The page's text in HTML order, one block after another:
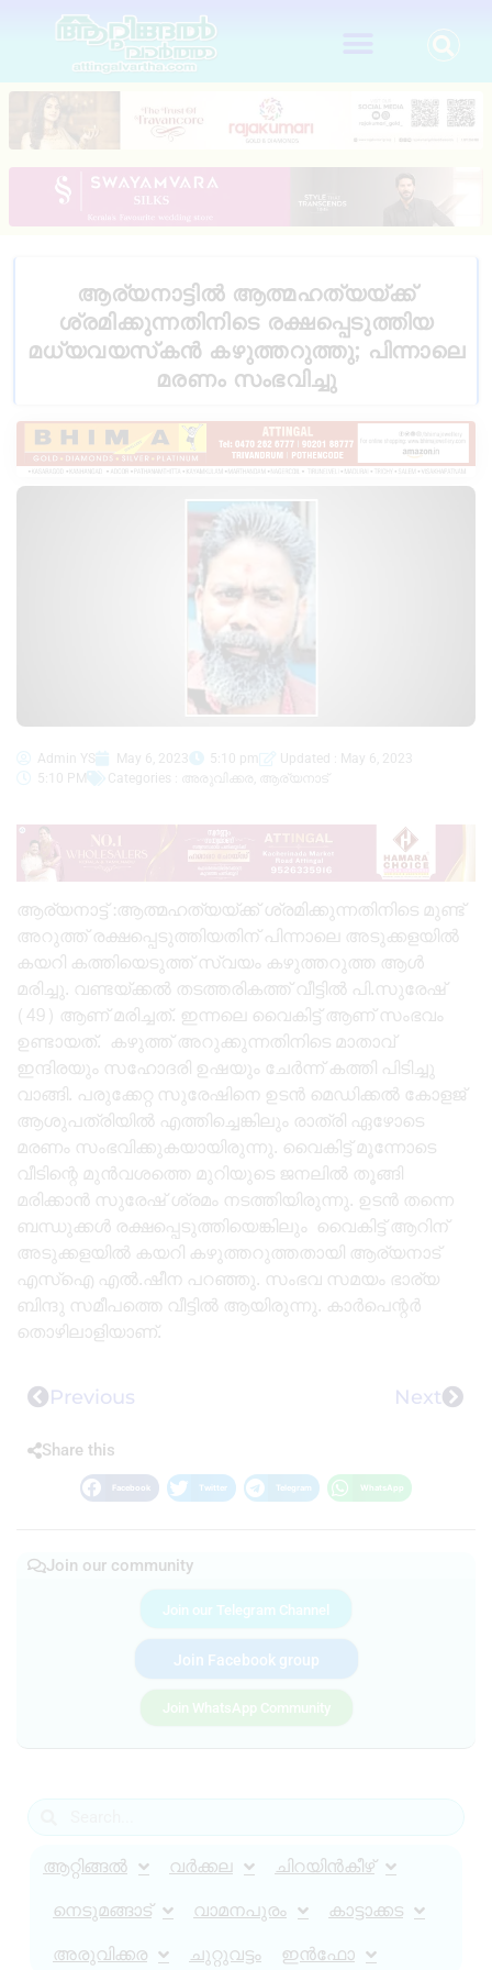
ആര്യനാട്ടിൽ ആത്മഹത്യയ്ക്ക്
ശ്രമിക്കുന്നതിനിടെ രക്ഷപ്പെടുത്തിയ
മധ്യവയസ്‌കൻ കഴുത്തറുത്തു; പിന്നാലെ
മരണം സംഭവിച്ചു
Admin YS May 6, 2023 5:10 pm
Updated : May 6, 2023
5:10 PM
Categories : അരുവിക്കര ആര്യനാട്
ആര്യനാട്ട് :ആത്മഹത്യയ്ക്ക് ശ്രമിക്കുന്നതിനിടെ മുണ്ട്
അറുത്ത് രക്ഷപ്പെടുത്തിയതിന് പിന്നാലെ അടുക്കളയിൽ
കയറി കത്തിയെടുത്ത് സ്വയം കഴുത്തറുത്ത ആൾ
മരിച്ചു. വണ്ടയ്ക്കൽ തടത്തരികത്ത് വീട്ടിൽ പി.സുരേഷ്
(49) ആണ് മരിച്ചത്. ഇന്നലെ വൈകിട്ട് ആണ് സംഭവം
ഉണ്ടായത്. കഴുത്ത് അറുക്കുന്നതിനിടെ മാതാവ്
ഇന്ദിരയും സഹോദരി ഉഷയും ചേർന്ന് കത്തി പിടിച്ചു
വാങ്ങി. പരുക്കേറ്റ സുരേഷിനെ ഉടൻ മെഡിക്കൽ കോളജ്
ആശുപത്രിയിൽ എത്തിച്ചെങ്കിലും രാത്രി ഏഴോടെ
മരണം സംഭവിക്കുകയായിരുന്നു. വൈകിട്ട് മൂന്നോടെ
വീടിന്റെ മുൻവശത്തെ മുറിയുടെ ജനലിൽ തൂങ്ങി
മരിക്കാൻ സുരേഷ് ശ്രമം നടത്തിയിരുന്നു. ഉടൻ തന്നെ
ബന്ധുക്കൾ രക്ഷപ്പെടുത്തിയെങ്കിലും വൈകിട്ട് ആറിന്
അടുക്കളയിൽ കയറി കഴുത്തറുത്തതായി ആര്യനാട്
എസ്ഐ എൽ.ഷീന പറഞ്ഞു. സംഭവ സമയം ഭാര്യ
ബിന്ദു സമീപത്തെ വീട്ടിൽ ആയിരുന്നു. കാർപെന്റർ
തൊഴിലാളിയാണ്.
Previous Next
Share this
Facebook Twitter Telegram WhatsApp
Join our community
Join our Telegram Channel
Join Facebook group
Join WhatsApp Community
ആറ്റിങ്ങൽ വർക്കല ചിറയിൻകീഴ്
നെടുമങ്ങാട് വാമനപുരം കാട്ടാക്കട
അരുവിക്കര ചുറ്റുവട്ടം ഇൻഫോ